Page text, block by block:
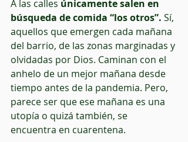
A las calles únicamente salen en
búsqueda de comida “los otros”. Sí,
aquellos que emergen cada mañana
del barrio, de las zonas marginadas y
olvidadas por Dios. Caminan con el
anhelo de un mejor mañana desde
tiempo antes de la pandemia. Pero,
parece ser que ese mañana es una
utopía o quizá también, se
encuentra en cuarentena.